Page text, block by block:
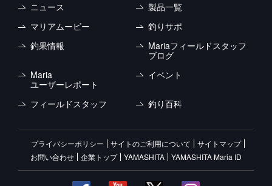
ニュース
製品一覧
マリアムービー
釣りサポ
釣果情報
Mariaフィールドスタッフ
ブログ
Maria
ユーザーレポート
イベント
フィールドスタッフ 釣り百科
プライバシーポリシー サイトのご利用について
サイトマップ
お問い合わせ
企業トップ YAMASHITA YAMASHITA Maria ID